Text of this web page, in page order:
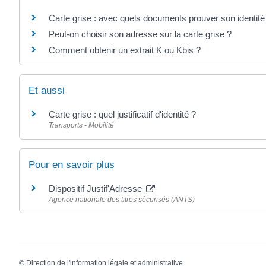
Carte grise : avec quels documents prouver son
Peut-on choisir son adresse sur la carte grise ?
Comment obtenir un extrait K ou Kbis ?
Et aussi
Carte grise : quel justificatif d'identité ?
Transports - Mobilité
Pour en savoir plus
Dispositif Justif'Adresse
Agence nationale des titres sécurisés (ANTS)
© Direction de l'information légale et administrative